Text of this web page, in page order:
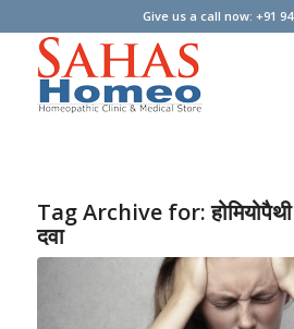
Give us a call now: +91
Tag Archive for:
दवा